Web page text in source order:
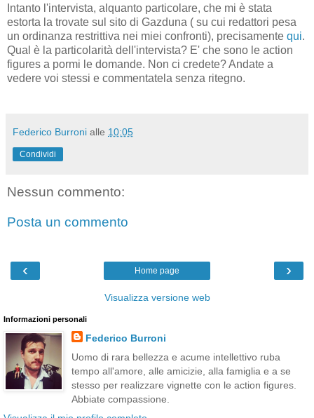
Intanto l'intervista, alquanto particolare, che mi è stata
estorta la trovate sul sito di Gazduna ( su cui redattori pesa
un ordinanza restrittiva nei miei confronti), precisamente qui.
Qual è la particolarità dell'intervista? E' che sono le action
figures a pormi le domande. Non ci credete? Andate a
vedere voi stessi e commentatela senza ritegno.
Federico Burroni alle 10:05
Condividi
Nessun commento:
Posta un commento
‹ ›
Home page
Visualizza versione web
Informazioni personali
Federico Burroni
Uomo di rara bellezza e acume intellettivo ruba
tempo all'amore, alle amicizie, alla famiglia e a se
stesso per realizzare vignette con le action figures.
Abbiate compassione.